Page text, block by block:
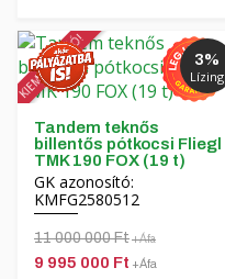
KIEMELT AKCIÓ! 3%
Lízing
Tandem teknős
billentős pótkocsi Fliegl
TMK 190 FOX (19 t)
GK azonosító:
KMFG2580512
11 000 000 Ft+Áfa
9 995 000 Ft +Áfa